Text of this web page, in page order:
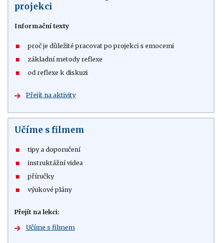
projekci
Informační texty
proč je důležité pracovat po projekci s emocemi
základní metody reflexe
od reflexe k diskuzi
Přejít na aktivity
Učíme s filmem
tipy a doporučení
instruktážní videa
příručky
výukové plány
Přejít na lekci:
Učíme s filmem